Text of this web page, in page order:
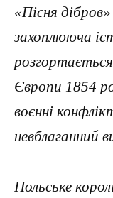
«Пісня
захоплююча
Європи 1854
воєнні
невблаганний
Польське